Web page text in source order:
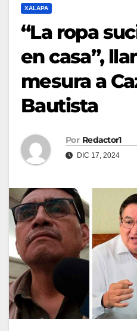
XALAPA
“La ropa
en casa”,
mesura a
Bautista
Por Redactor1
DIC 17, 2024